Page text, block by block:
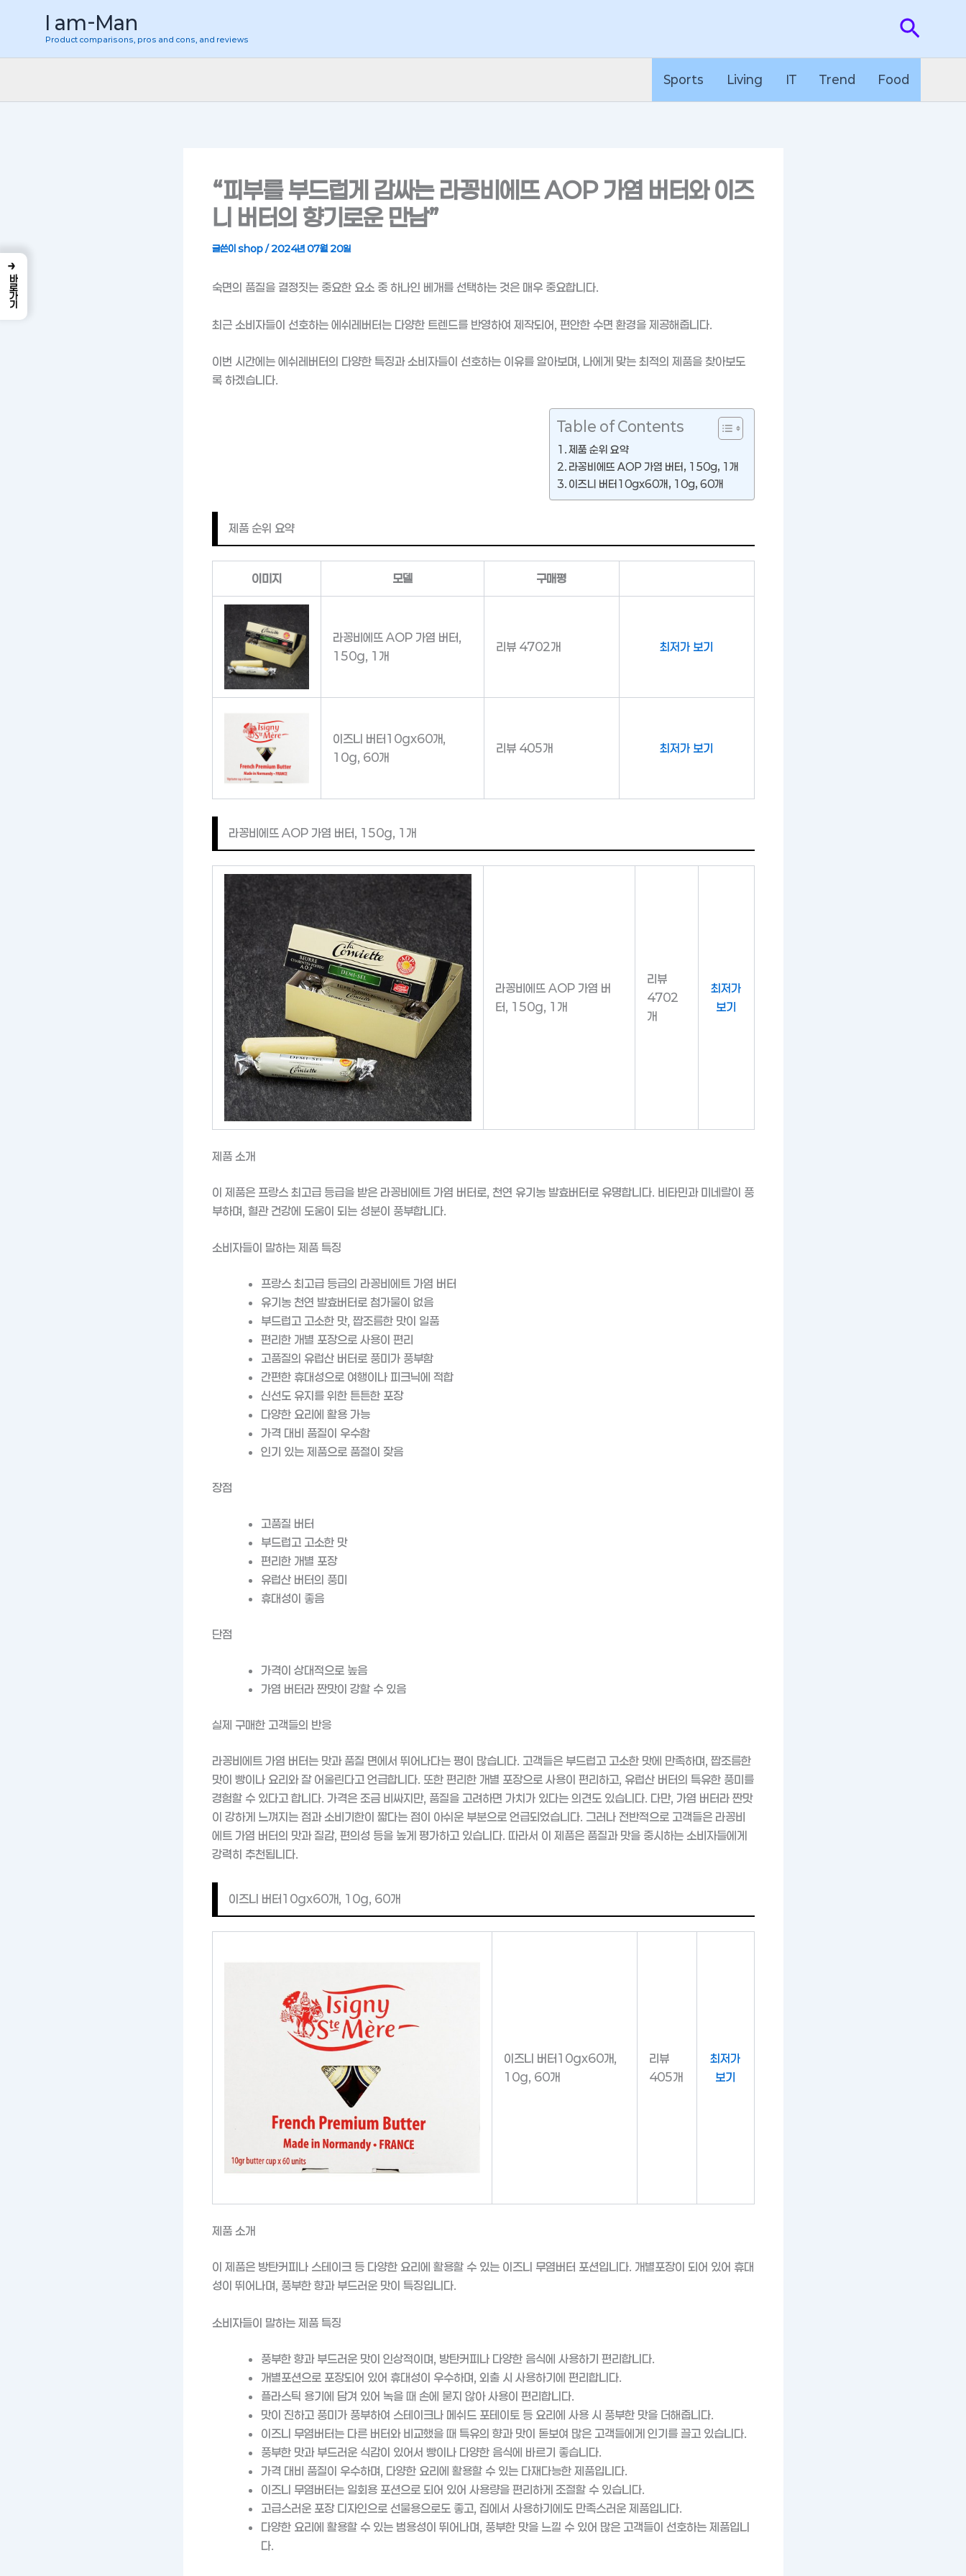
너
I am-Man
Product comparisons, pros and cons, and reviews
검
색
Sports Living IT Trend Food
“피부를 부드럽게 감싸는 라꽁비에뜨 AOP 가염 버터와 이즈
니 버터의 향기로운 만남”
글쓴이 shop/2024년 07월 20일
숙면의 품질을 결정짓는 중요한 요소 중 하나인 베개를 선택하는 것은 매우 중요합니다.
최근 소비자들이 선호하는 에쉬레버터는 다양한 트렌드를 반영하여 제작되어, 편안한 수면 환경을 제공해줍니다.
이번 시간에는 에쉬레버터의 다양한 특징과 소비자들이 선호하는 이유를 알아보며, 나에게 맞는 최적의 제품을 찾아보도
록 하겠습니다.
Table of Contents
제품 순위 요약
라꽁비에뜨 AOP 가염 버터, 150g, 1개
이즈니 버터10gx60개, 10g, 60개
제품 순위 요약
이미지 모델 구매평
라꽁비에뜨 AOP 가염 버터,
150g, 1개
리뷰 4702개 최저가 보기
이즈니 버터10gx60개,
10g, 60개
리뷰 405개 최저가 보기
라꽁비에뜨 AOP 가염 버터, 150g, 1개
라꽁비에뜨 AOP 가염 버
터, 150g, 1개
리뷰
4702
개
최저가
보기
제품 소개
이 제품은 프랑스 최고급 등급을 받은 라꽁비에트 가염 버터로, 천연 유기농 발효버터로 유명합니다. 비타민과 미네랄이 풍
부하며, 혈관 건강에 도움이 되는 성분이 풍부합니다.
소비자들이 말하는 제품 특징
프랑스 최고급 등급의 라꽁비에트 가염 버터
유기농 천연 발효버터로 첨가물이 없음
부드럽고 고소한 맛, 짭조름한 맛이 일품
편리한 개별 포장으로 사용이 편리
고품질의 유럽산 버터로 풍미가 풍부함
간편한 휴대성으로 여행이나 피크닉에 적합
신선도 유지를 위한 튼튼한 포장
다양한 요리에 활용 가능
가격 대비 품질이 우수함
인기 있는 제품으로 품절이 잦음
장점
고품질 버터
부드럽고 고소한 맛
편리한 개별 포장
유럽산 버터의 풍미
휴대성이 좋음
단점
가격이 상대적으로 높음
가염 버터라 짠맛이 강할 수 있음
실제 구매한 고객들의 반응
라꽁비에트 가염 버터는 맛과 품질 면에서 뛰어나다는 평이 많습니다. 고객들은 부드럽고 고소한 맛에 만족하며, 짭조름한
맛이 빵이나 요리와 잘 어울린다고 언급합니다. 또한 편리한 개별 포장으로 사용이 편리하고, 유럽산 버터의 특유한 풍미를
경험할 수 있다고 합니다. 가격은 조금 비싸지만, 품질을 고려하면 가치가 있다는 의견도 있습니다. 다만, 가염 버터라 짠맛
이 강하게 느껴지는 점과 소비기한이 짧다는 점이 아쉬운 부분으로 언급되었습니다. 그러나 전반적으로 고객들은 라꽁비
에트 가염 버터의 맛과 질감, 편의성 등을 높게 평가하고 있습니다. 따라서 이 제품은 품질과 맛을 중시하는 소비자들에게
강력히 추천됩니다.
이즈니 버터10gx60개, 10g, 60개
이즈니 버터10gx60개,
10g, 60개
리뷰
405개
최저가
보기
제품 소개
이 제품은 방탄커피나 스테이크 등 다양한 요리에 활용할 수 있는 이즈니 무염버터 포션입니다. 개별포장이 되어 있어 휴대
성이 뛰어나며, 풍부한 향과 부드러운 맛이 특징입니다.
소비자들이 말하는 제품 특징
풍부한 향과 부드러운 맛이 인상적이며, 방탄커피나 다양한 음식에 사용하기 편리합니다.
개별포션으로 포장되어 있어 휴대성이 우수하며, 외출 시 사용하기에 편리합니다.
플라스틱 용기에 담겨 있어 녹을 때 손에 묻지 않아 사용이 편리합니다.
맛이 진하고 풍미가 풍부하여 스테이크나 메쉬드 포테이토 등 요리에 사용 시 풍부한 맛을 더해줍니다.
이즈니 무염버터는 다른 버터와 비교했을 때 특유의 향과 맛이 돋보여 많은 고객들에게 인기를 끌고 있습니다.
풍부한 맛과 부드러운 식감이 있어서 빵이나 다양한 음식에 바르기 좋습니다.
가격 대비 품질이 우수하며, 다양한 요리에 활용할 수 있는 다재다능한 제품입니다.
이즈니 무염버터는 일회용 포션으로 되어 있어 사용량을 편리하게 조절할 수 있습니다.
고급스러운 포장 디자인으로 선물용으로도 좋고, 집에서 사용하기에도 만족스러운 제품입니다.
다양한 요리에 활용할 수 있는 범용성이 뛰어나며, 풍부한 맛을 느낄 수 있어 많은 고객들이 선호하는 제품입니
다.
→
바로가기